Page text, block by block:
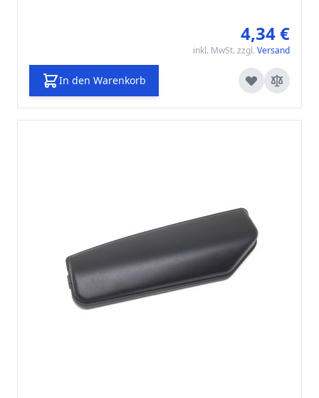
4,34 €
inkl. MwSt. zzgl. Versand
In den Warenkorb